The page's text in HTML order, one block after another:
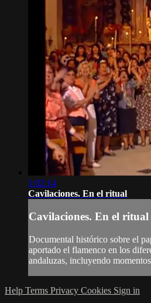
1:02:14
Cavilaciones. En el ritual
Cavilaciones. En el ritual
Documental histórico sobre el
aportado el flamenco en los
andaluzas, incluyendo
Help Terms Privacy Cookies Sign in